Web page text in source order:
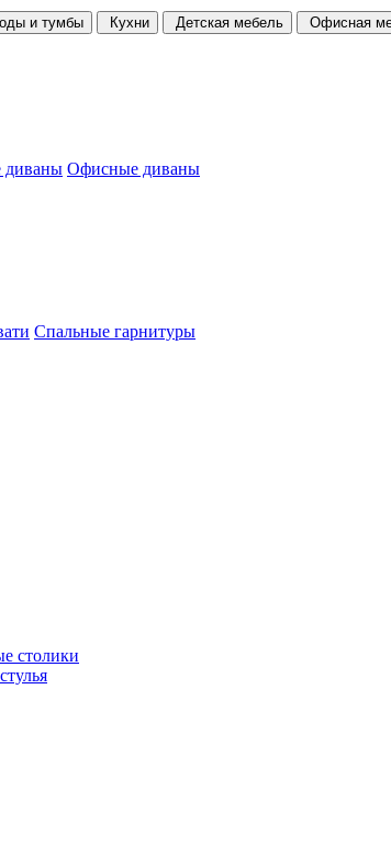
и тумбы Кухни Детская мебель Офисная
диваны Офисные диваны
Спальные гарнитуры
столики